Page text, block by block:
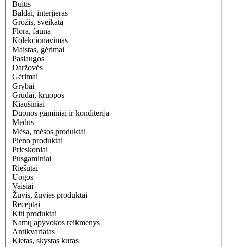
Buitis
Baldai, interjieras
Grožis, sveikata
Flora, fauna
Kolekcionavimas
Maistas, gėrimai
Paslaugos
Daržovės
Gėrimai
Grybai
Grūdai, kruopos
Kiaušiniai
Duonos gaminiai ir konditerija
Medus
Mėsa, mėsos produktai
Pieno produktai
Prieskoniai
Pusgaminiai
Riešutai
Uogos
Vaisiai
Žuvis, žuvies produktai
Receptai
Kiti produktai
Namų apyvokos reikmenys
Antikvariatas
Kietas, skystas kuras